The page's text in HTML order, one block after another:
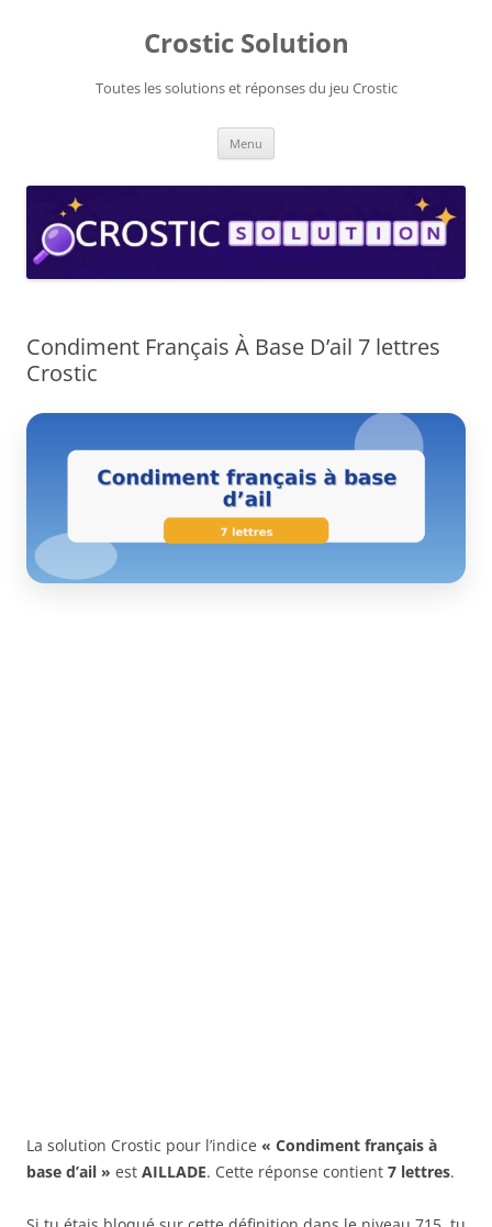
Crostic Solution
Toutes les solutions et réponses du jeu Crostic
Menu
Condiment Français À Base D’ail 7 lettres
Crostic
La solution Crostic pour l’indice « Condiment français à
base d’ail » est AILLADE. Cette réponse contient 7 lettres.